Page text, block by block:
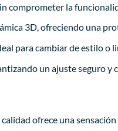
comprometer la
3D, ofreciendo una
para cambiar de estilo o
un ajuste seguro y
ofrece una